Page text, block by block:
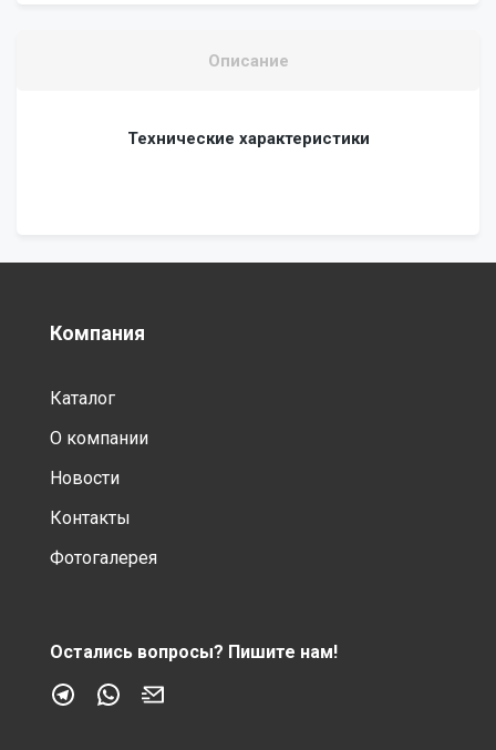
Описание
Технические характеристики
Компания
Каталог
О компании
Новости
Контакты
Фотогалерея
Остались вопросы? Пишите нам!